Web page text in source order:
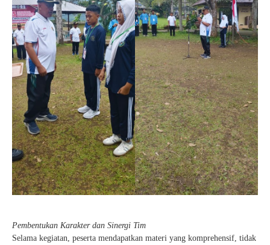
Pembentukan Karakter dan Sinergi Tim
Selama kegiatan, peserta mendapatkan materi yang komprehensif, tidak